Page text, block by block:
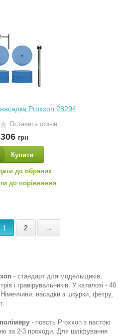
Proxxon 28294
Оставить отзыв
306 грн
Купити
до обраних
до порівняння
1 2 →
- стандарт для модельщиків,
і гравірувальників. У каталозі - 40
насадки з шкурки, фетру,
- повсть Proxxon з пастою
за 2-3 проходи. Для шліфування